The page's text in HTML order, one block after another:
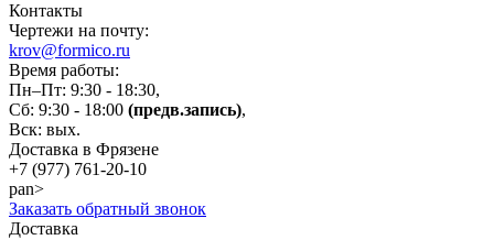
Контакты
Чертежи на почту:
krov@formico.ru
Время работы:
Пн–Пт: 9:30 - 18:30,
Сб: 9:30 - 18:00 (предв.запись),
Вск: вых.
Доставка в Фрязене
+7 (977) 761-20-10
pan>
Заказать обратный звонок
Доставка